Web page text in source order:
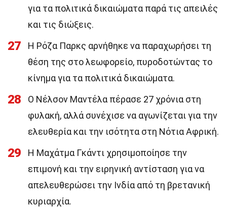
για τα πολιτικά δικαιώματα παρά τις απειλές
και τις διώξεις.
27
Η Ρόζα Παρκς αρνήθηκε να παραχωρήσει τη
θέση της στο λεωφορείο, πυροδοτώντας το
κίνημα για τα πολιτικά δικαιώματα.
28
Ο Νέλσον Μαντέλα πέρασε 27 χρόνια στη
φυλακή, αλλά συνέχισε να αγωνίζεται για την
ελευθερία και την ισότητα στη Νότια Αφρική.
29
Η Μαχάτμα Γκάντι χρησιμοποίησε την
επιμονή και την ειρηνική αντίσταση για να
απελευθερώσει την Ινδία από τη βρετανική
κυριαρχία.